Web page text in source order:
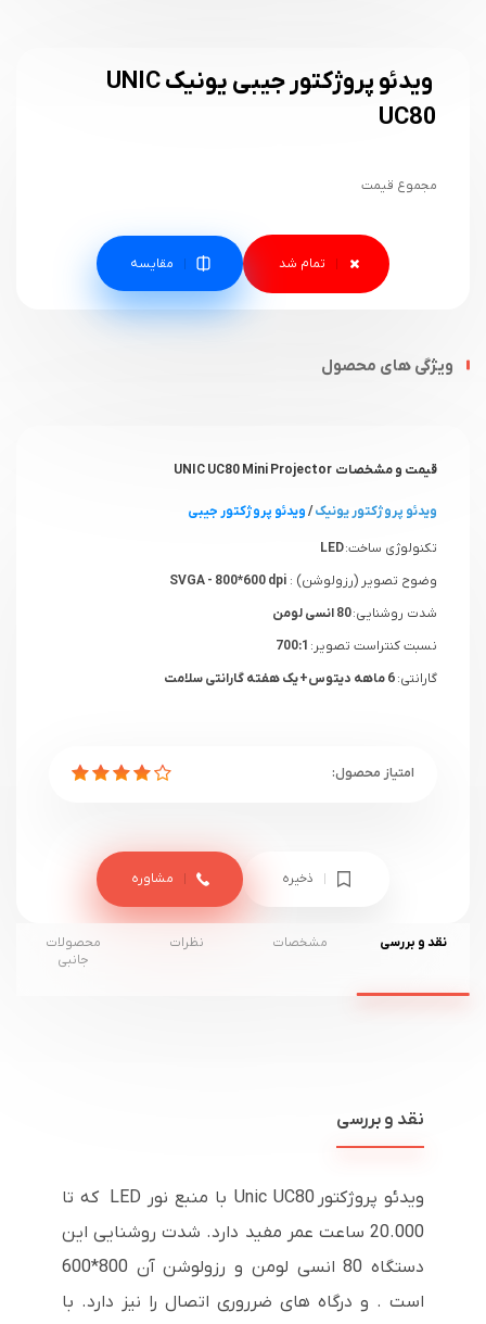
ویدئو پروژکتور جیبی یونیک UNIC
UC80
مجموع قیمت
مقایسه
ویژگی های محصول
قیمت و مشخصات UNIC UC80 Mini Projector
ویدئو پروژکتور یونیک/ویدئو پروژکتور جیبی
تکنولوژی ساخت:LED
وضوح تصویر (رزولوشن) :
شدت روشنایی:80 انسی لومن
نسبت کنتراست تصویر:
گارانتی:
ذخیره مشاوره
نقد و بررسی مشخصات نظرات
محصولات
جانبی
نقد و بررسی
ویدئو پروژکتور Unic UC80 با منبع نور LED که تا
20.000 ساعت عمر مفید دارد. شدت روشنایی این
دستگاه 80 انسی لومن و رزولوشن آن 800*600
است . و درگاه های ضرروری اتصال را نیز دارد. با